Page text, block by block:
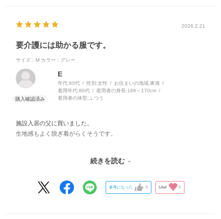
2026.2.21
要介護には助かる服です。
サイズ：M カラー：グレー
E
年代:60代 性別:女性 お住まいの地域:東海
着用年代:80代 着用者の身長:166～170cm
着用者の体型: ふつう
施設入居の父に買いました。
生地感もよく脱ぎ着がらくそうです。
またリピートします。
続きを読む
参考になった 0 Like! 0